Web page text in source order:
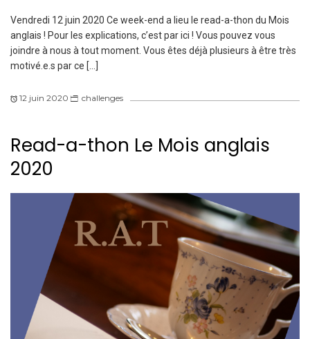
Vendredi 12 juin 2020 Ce week-end a lieu le read-a-thon du Mois
anglais ! Pour les explications, c’est par ici ! Vous pouvez vous
joindre à nous à tout moment. Vous êtes déjà plusieurs à être très
motivé.e.s par ce […]
12 juin 2020 challenges
Read-a-thon Le Mois anglais
2020